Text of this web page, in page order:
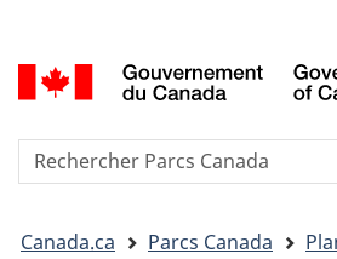
au
« Au
du
la
HTML
de
la
langue
Reserche
Canada.ca Parcs Canada